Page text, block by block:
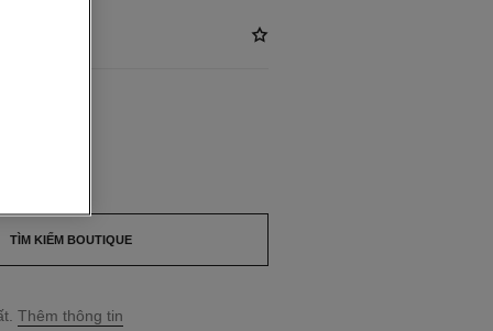
TÌM KIẾM BOUTIQUE
Thêm thông tin